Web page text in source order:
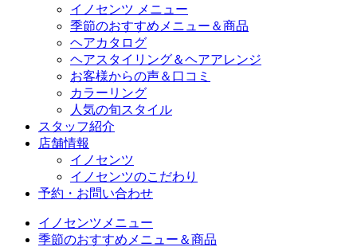
イノセンツ メニュー
季節のおすすめメニュー＆商品
ヘアカタログ
ヘアスタイリング＆ヘアアレンジ
お客様からの声＆口コミ
カラーリング
人気の旬スタイル
スタッフ紹介
店舗情報
イノセンツ
イノセンツのこだわり
予約・お問い合わせ
イノセンツメニュー
季節のおすすめメニュー＆商品